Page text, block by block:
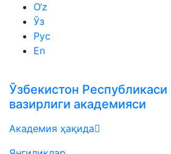
O‘z
Ўз
Рус
En
Ўзбекистон
вазирлиги академияси
Академия ҳақида